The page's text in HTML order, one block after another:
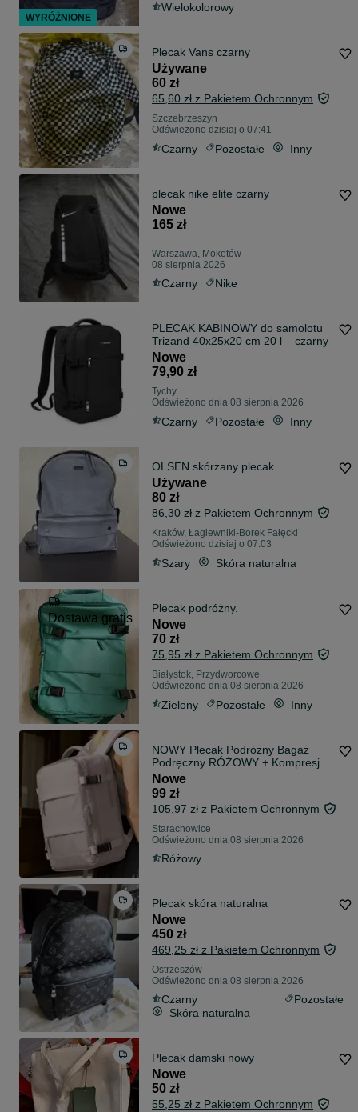
Wielokolorowy
Plecak Vans czarny
Używane
60 zł
65,60 zł z Pakietem Ochronnym
Szczebrzeszyn
Odświeżono dzisiaj o 07:41
Czarny Pozostałe Inny
plecak nike elite czarny
Nowe
165 zł
Warszawa, Mokotów
08 sierpnia 2026
Czarny Nike
PLECAK KABINOWY do samolotu
Trizand 40x25x20 cm 20 l – czarny
Nowe
79,90 zł
Tychy
Odświeżono dnia 08 sierpnia 2026
Czarny Pozostałe Inny
OLSEN skórzany plecak
Używane
80 zł
86,30 zł z Pakietem Ochronnym
Kraków, Łagiewniki-Borek Fałęcki
Odświeżono dzisiaj o 07:03
Szary Skóra naturalna
Dostawa gratis
Plecak podróżny.
Nowe
70 zł
75,95 zł z Pakietem Ochronnym
Białystok, Przydworcowe
Odświeżono dnia 08 sierpnia 2026
Zielony Pozostałe Inny
NOWY Plecak Podróżny Bagaż
Podręczny RÓŻOWY + Kompresja
Próżniowa! Hit!
Nowe
99 zł
105,97 zł z Pakietem Ochronnym
Starachowice
Odświeżono dnia 08 sierpnia 2026
Różowy
Plecak skóra naturalna
Nowe
450 zł
469,25 zł z Pakietem Ochronnym
Ostrzeszów
Odświeżono dnia 08 sierpnia 2026
Czarny
Pozostałe
Skóra naturalna
Plecak damski nowy
Nowe
50 zł
55,25 zł z Pakietem Ochronnym
WYRÓŻNIONE